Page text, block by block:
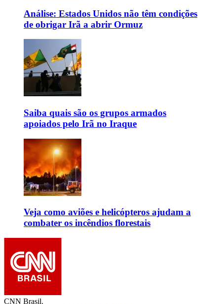
Análise: Estados Unidos não têm condições
de obrigar Irã a abrir Ormuz
Saiba quais são os grupos armados
apoiados pelo Irã no Iraque
Veja como aviões e helicópteros ajudam a
combater os incêndios florestais
CNN Brasil.